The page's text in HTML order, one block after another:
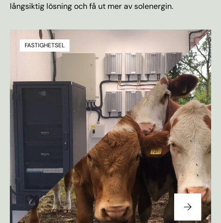
långsiktig lösning och få ut mer av solenergin.
FASTIGHETSEL